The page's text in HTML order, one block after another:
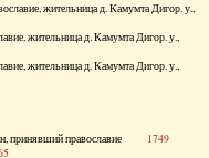
жительница д. Камумта Дигор. у.,
жительница д. Камумта Дигор. у.,
жительница д. Камумта Дигор. у.,
принявший православие 1749